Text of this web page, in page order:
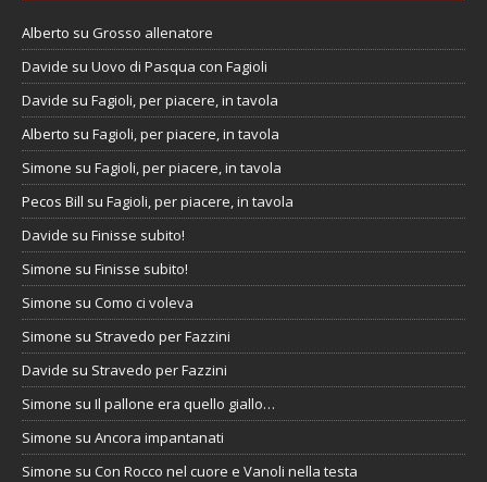
Alberto su Grosso allenatore
Davide su Uovo di Pasqua con Fagioli
Davide su Fagioli, per piacere, in tavola
Alberto su Fagioli, per piacere, in tavola
Simone su Fagioli, per piacere, in tavola
Pecos Bill su Fagioli, per piacere, in tavola
Davide su Finisse subito!
Simone su Finisse subito!
Simone su Como ci voleva
Simone su Stravedo per Fazzini
Davide su Stravedo per Fazzini
Simone su Il pallone era quello giallo…
Simone su Ancora impantanati
Simone su Con Rocco nel cuore e Vanoli nella testa